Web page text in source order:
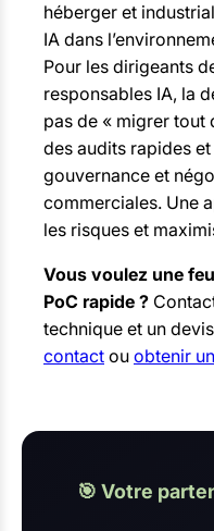
héberger et
IA dans
Pour les dirigeants
responsables IA, la
pas de « migrer tout
des audits rapides
gouvernance et
commerciales. Une
les risques et
Vous voulez une
PoC rapide ?
technique et un
contact ou obtenir
🎯 Votre